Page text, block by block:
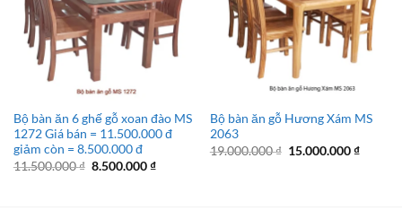
Bộ bàn ăn 6 ghế gỗ xoan đào MS
1272 Giá bán = 11.500.000 đ
giảm còn = 8.500.000 đ
11.500.000₫ Giá
8.500.000₫Giá
Bộ bàn ăn gỗ Hương Xám MS
2063
19.000.000₫ Giá
15.000.000₫Giá